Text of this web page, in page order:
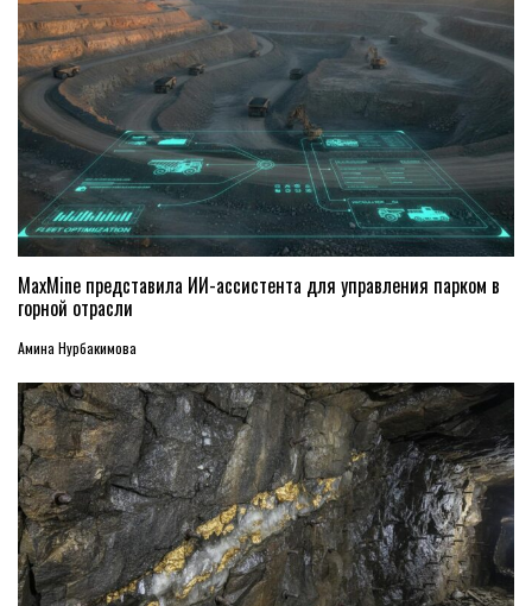
MaxMine представила ИИ-ассистента для управления парком в
горной отрасли
Амина Нурбакимова